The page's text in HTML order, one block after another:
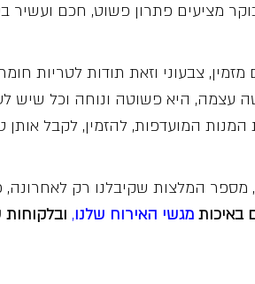
מציעים פתרון פשוט, חכם ועשיר
צבעוני וזאת תודות לטריות
עצמה, היא פשוטה ונוחה וכל שיש
המועדפות, להזמין, לקבל אותן
מספר המלצות שקיבלנו רק לאחרונה,
באיכות מגשי האירוח שלנו,